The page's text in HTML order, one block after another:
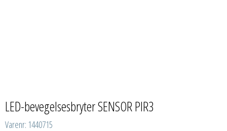
LED-bevegelsesbryter SENSOR PIR3
Varenr: 1440715